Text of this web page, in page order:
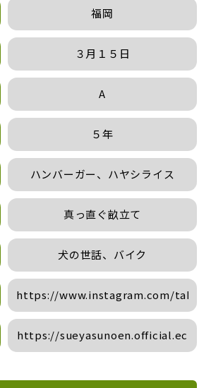
福岡
３月１５日
A
５年
ハンバーガー、ハヤシライス
真っ直ぐ畝立て
犬の世話、バイク
https://www.instagram.com/
https://sueyasunoen.official.ec